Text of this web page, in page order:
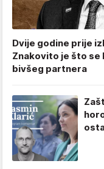
Dvije godine prije
Znakovito je što se
bivšeg partnera